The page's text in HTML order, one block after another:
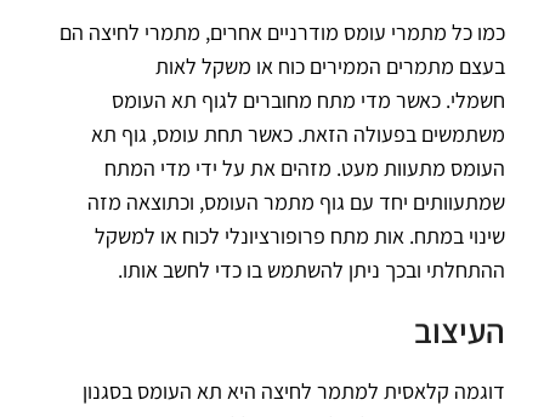
כמו כל מתמרי עומס מודרניים אחרים, מתמרי לחיצה הם
בעצם מתמרים הממירים כוח או משקל לאות
חשמלי. כאשר מדי מתח מחוברים לגוף תא העומס
משתמשים בפעולה הזאת. כאשר תחת עומס, גוף תא
העומס מתעוות מעט. מזהים את על ידי מדי המתח
שמתעוותים יחד עם גוף מתמר העומס, וכתוצאה מזה
שינוי במתח. אות מתח פרופורציונלי לכוח או למשקל
ההתחלתי ובכך ניתן להשתמש בו כדי לחשב אותו.
העיצוב
דוגמה קלאסית למתמר לחיצה היא תא העומס בסגנון